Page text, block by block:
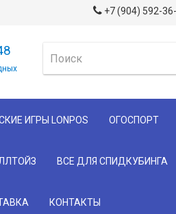
+7 (904) 592-
ИГРЫ LONPOS ОГОСПОРТ
ВСЕ ДЛЯ СПИДКУБИНГА
КОНТАКТЫ